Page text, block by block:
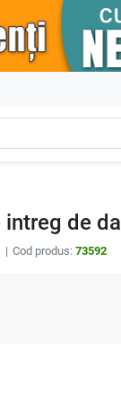
de
Cod produs: 73592